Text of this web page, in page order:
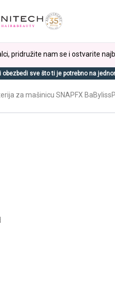
pridružite nam se i ostvarite
obezbedi sve što ti je potrebno na
za mašinicu SNAPFX